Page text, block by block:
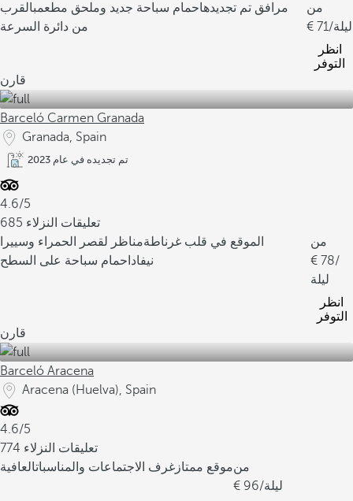
مرافق تم تجديدهاحمام سباحة جديد وملحق مطعمبالقرب
من دائرة السرعة
من
71 /ليلة
انظر
التوفر
قارن
Barceló Carmen Granada
Granada, Spain
تم تجديده في عام 2023
4.6/5
685 تعليقات النزلاء
الموقع في قلب غرناطةمناظر لقصر الحمراء وسييرا
نيفادا حمام سباحة على السطح
من
78/
ليلة
انظر
التوفر
قارن
Barceló Aracena
Aracena (Huelva), Spain
4.6/5
774 تعليقات النزلاء
موقع ممتاز غرف الاجتماعات والمناسباتالعافية
من
96 /ليلة